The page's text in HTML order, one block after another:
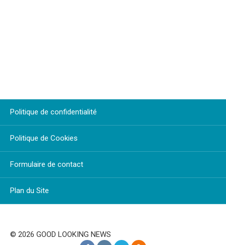
Politique de confidentialité
Politique de Cookies
Formulaire de contact
Plan du Site
© 2026 GOOD LOOKING NEWS